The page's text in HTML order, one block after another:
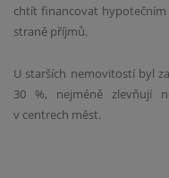
chtít financovat hypotečním
straně příjmů.
U starších nemovitostí byl
30 %, nejméně zlevňují
v centrech měst.